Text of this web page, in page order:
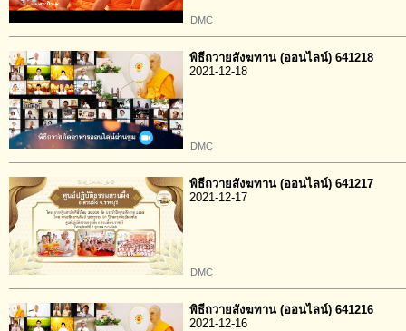
DMC
พิธีถวายสังฆทาน (ออนไลน์) 641218
2021-12-18
DMC
พิธีถวายสังฆทาน (ออนไลน์) 641217
2021-12-17
DMC
พิธีถวายสังฆทาน (ออนไลน์) 641216
2021-12-16